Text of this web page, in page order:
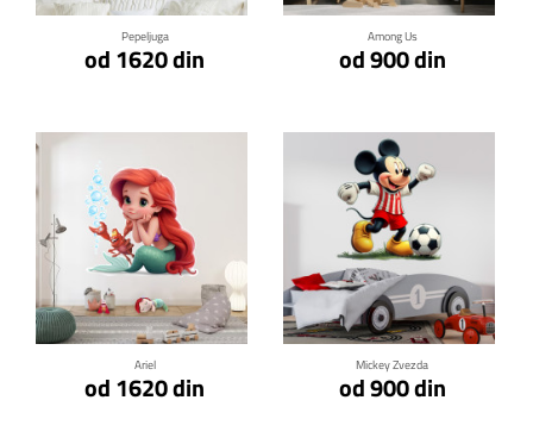
Pepeljuga
od 1620 din
Among Us
od 900 din
Ariel
od 1620 din
Klikni za detalje
Mickey Zvezda
od 900 din
Klikni za detalje